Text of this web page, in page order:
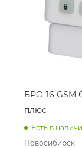
БРО-16 GSM
плюс
Есть в
Новосибирск